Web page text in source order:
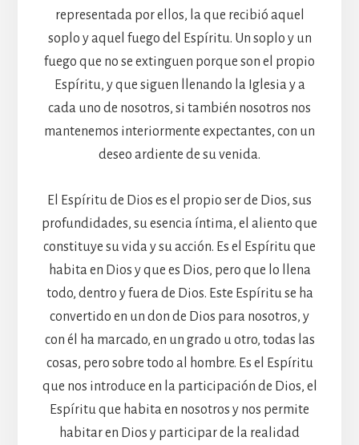
representada por ellos, la que recibió aquel
soplo y aquel fuego del Espíritu. Un soplo y un
fuego que no se extinguen porque son el propio
Espíritu, y que siguen llenando la Iglesia y a
cada uno de nosotros, si también nosotros nos
mantenemos interiormente expectantes, con un
deseo ardiente de su venida.
El Espíritu de Dios es el propio ser de Dios, sus
profundidades, su esencia íntima, el aliento que
constituye su vida y su acción. Es el Espíritu que
habita en Dios y que es Dios, pero que lo llena
todo, dentro y fuera de Dios. Este Espíritu se ha
convertido en un don de Dios para nosotros, y
con él ha marcado, en un grado u otro, todas las
cosas, pero sobre todo al hombre. Es el Espíritu
que nos introduce en la participación de Dios, el
Espíritu que habita en nosotros y nos permite
habitar en Dios y participar de la realidad